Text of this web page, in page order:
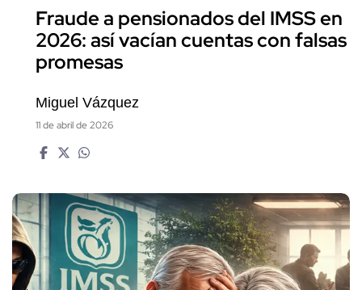
Fraude a pensionados del IMSS en
2026: así vacían cuentas con falsas
promesas
Miguel Vázquez
11 de abril de 2026